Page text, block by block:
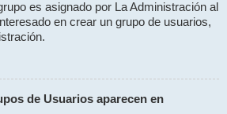
es asignado por La Administración al
en crear un grupo de usuarios,
de Usuarios aparecen en